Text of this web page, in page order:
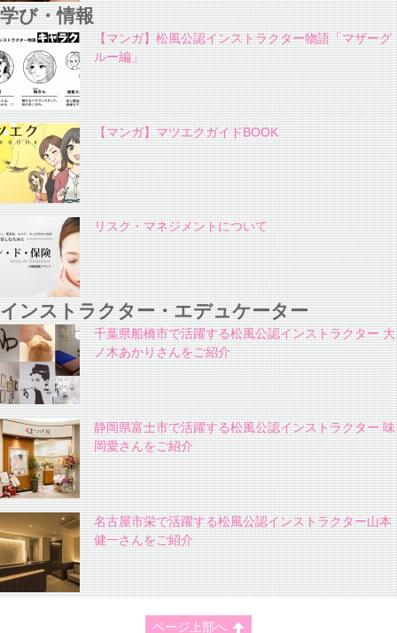
学び・情報
【マンガ】松風公認インストラクター物語「マザーグ
ルー編」
【マンガ】マツエクガイドBOOK
リスク・マネジメントについて
インストラクター・エデュケーター
千葉県船橋市で活躍する松風公認インストラクター 大
ノ木あかりさんをご紹介
静岡県富士市で活躍する松風公認インストラクター 味
岡愛さんをご紹介
名古屋市栄で活躍する松風公認インストラクター山本
健一さんをご紹介
ページ上部へ